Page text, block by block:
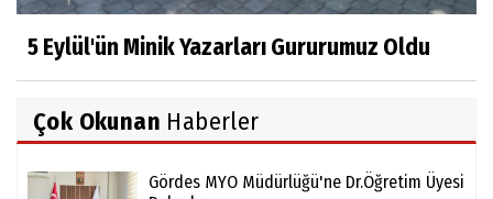
5 Eylül'ün Minik Yazarları Gururumuz Oldu
Çok Okunan Haberler
Gördes MYO Müdürlüğü'ne Dr.Öğretim Üyesi